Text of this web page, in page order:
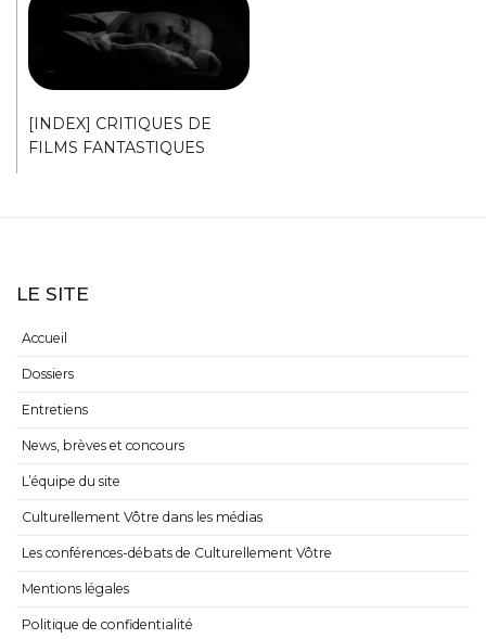
[INDEX] CRITIQUES DE
FILMS FANTASTIQUES
LE SITE
Accueil
Dossiers
Entretiens
News, brèves et concours
L’équipe du site
Culturellement Vôtre dans les médias
Les conférences-débats de Culturellement Vôtre
Mentions légales
Politique de confidentialité